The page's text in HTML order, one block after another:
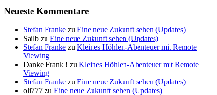
Neueste Kommentare
Stefan Franke zu Eine neue Zukunft sehen (Updates)
Sailb zu Eine neue Zukunft sehen (Updates)
Stefan Franke zu Kleines Höhlen-Abenteuer mit Remote
Viewing
Danke Frank ! zu Kleines Höhlen-Abenteuer mit Remote
Viewing
Stefan Franke zu Eine neue Zukunft sehen (Updates)
oli777 zu Eine neue Zukunft sehen (Updates)